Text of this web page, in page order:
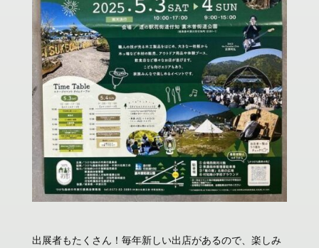
出展者もたくさん！毎年新しい出店があるので、楽しみ